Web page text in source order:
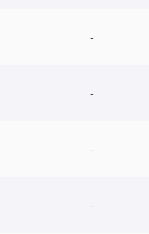
-
-
-
-